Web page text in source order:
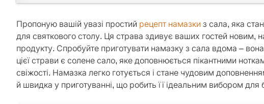
Пропоную вашій увазі простий рецепт намазки з сала, яка
для святкового столу. Ця страва здивує ваших гостей
продукту. Спробуйте приготувати намазку з сала вдома –
цієї страви є солене сало, яке доповнюється пікантними
свіжості. Намазка легко готується і стане чудовим
й швидка у приготуванні, що робить її ідеальним вибором для